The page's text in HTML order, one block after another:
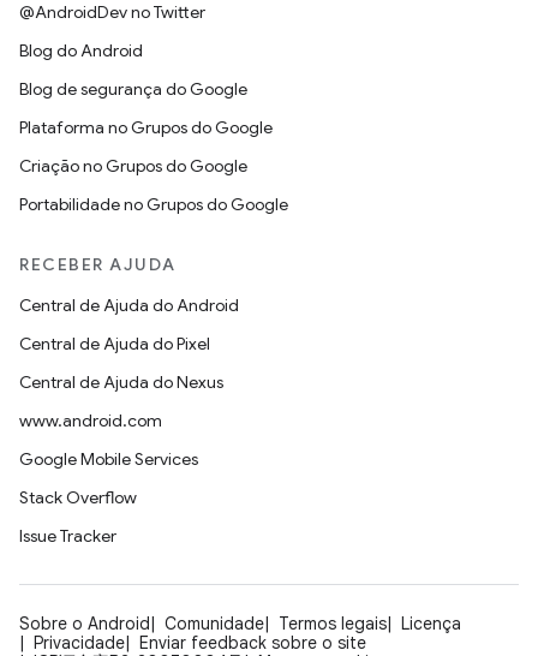
@AndroidDev no Twitter
Blog do Android
Blog de segurança do Google
Plataforma no Grupos do Google
Criação no Grupos do Google
Portabilidade no Grupos do Google
RECEBER AJUDA
Central de Ajuda do Android
Central de Ajuda do Pixel
Central de Ajuda do Nexus
www.android.com
Google Mobile Services
Stack Overflow
Issue Tracker
Sobre o Android Comunidade Termos legais
Licença
Privacidade
Enviar feedback sobre o site